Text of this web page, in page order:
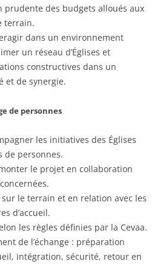
prudente des budgets alloués aux
terrain.
dans un environnement
un réseau d’Églises et
constructives dans un
et de synergie.
de personnes
les initiatives des Églises
de personnes.
le projet en collaboration
sur le terrain et en relation avec les
d’accueil.
les règles définies par la Cevaa.
de l’échange : préparation
intégration, sécurité, retour en